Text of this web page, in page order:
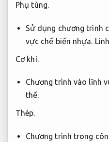
Phụ tùng.
Sử dụng chương trình
vực chế biến nhựa.
Cơ khí.
Chương trình vào lĩnh
thế.
Thép.
Chương trình trong